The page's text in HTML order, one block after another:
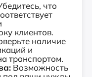
что
клиентов.
наличие
и
транспортом.
Возможность